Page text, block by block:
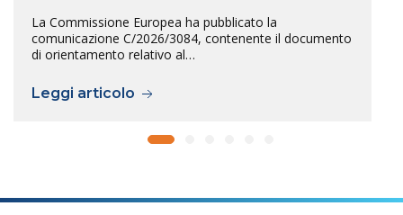
La Commissione Europea ha pubblicato la
comunicazione C/2026/3084, contenente il documento
di orientamento relativo al…
Leggi articolo